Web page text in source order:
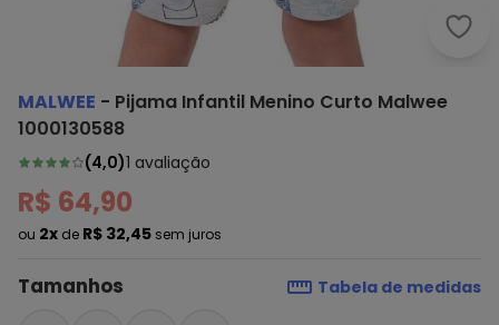
MALWEE - Pijama Infantil Menino Curto Malwee
1000130588
(4,0)1 avaliação
R$ 64,90
ou 2x de R$ 32,45 sem juros
Tamanhos Tabela de medidas